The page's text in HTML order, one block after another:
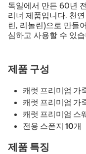
독일에서 만든 60년
리너 제품입니다. 천
린, 리놀린)으로 만들
심하고 사용할 수 있
제품 구성
캐럿 프리미엄 가
캐럿 프리미엄 가
캐럿 프리미엄 스
전용 스폰지 10개
제품 특징